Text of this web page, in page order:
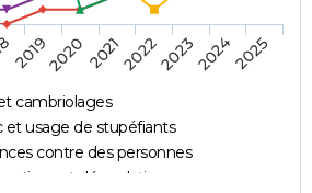
cambriolages
et usage de stupéfiants
contre des personnes
et dégradations
2019202020212022202320242025